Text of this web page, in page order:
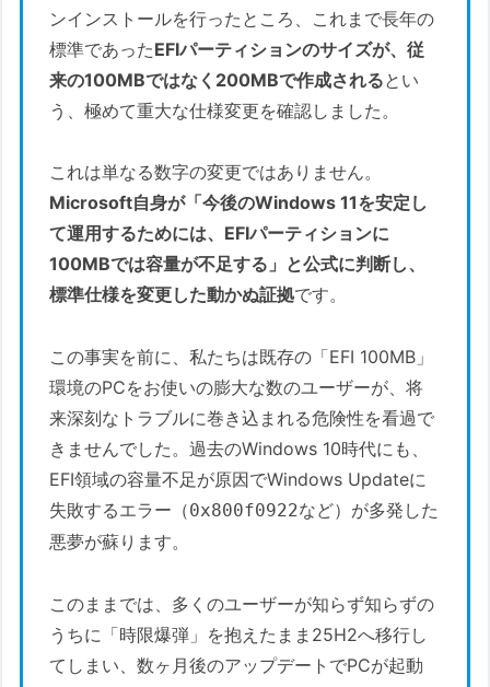
ンインストールを行ったところ、これまで長年の
標準であったEFIパーティションのサイズが、従
来の100MBではなく200MBで作成されるとい
う、極めて重大な仕様変更を確認しました。
これは単なる数字の変更ではありません。
Microsoft自身が「今後のWindows 11を安定し
て運用するためには、EFIパーティションに
100MBでは容量が不足する」と公式に判断し、
標準仕様を変更した動かぬ証拠です。
この事実を前に、私たちは既存の「EFI 100MB」
環境のPCをお使いの膨大な数のユーザーが、将
来深刻なトラブルに巻き込まれる危険性を看過で
きませんでした。過去のWindows 10時代にも、
EFI領域の容量不足が原因でWindows Updateに
失敗するエラー（0x800f0922など）が多発した
悪夢が蘇ります。
このままでは、多くのユーザーが知らず知らずの
うちに「時限爆弾」を抱えたまま25H2へ移行し
てしまい、数ヶ月後のアップデートでPCが起動